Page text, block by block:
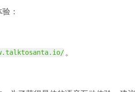
：
。